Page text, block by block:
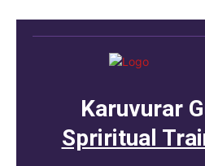
Karuvurar
Spriritual